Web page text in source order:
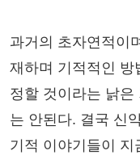
과거의 초자연적이
재하며 기적적인 방
정할 것이라는 낡은
는 안된다. 결국 신
기적 이야기들이